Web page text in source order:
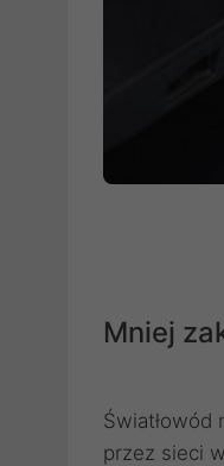
Mniej
Światłowód
przez sieci